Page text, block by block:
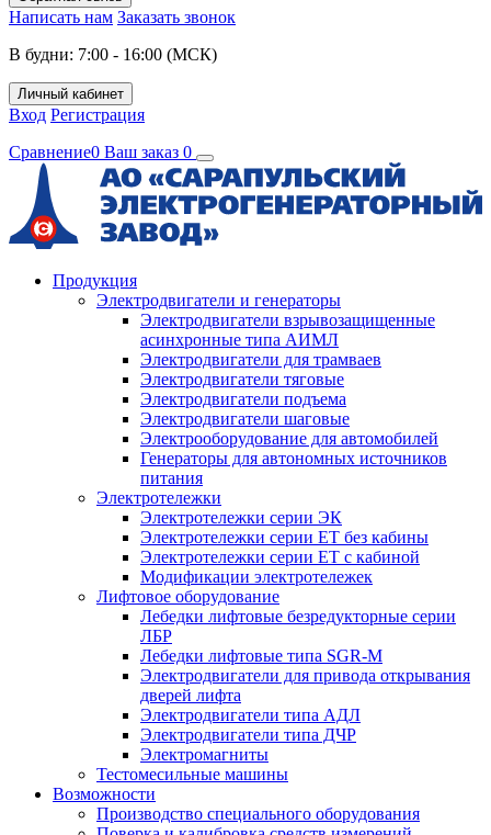
Написать нам Заказать звонок
В будни: 7:00 - 16:00 (МСК)
Личный кабинет
Вход Регистрация
Сравнение0 Ваш заказ 0
Продукция
Электродвигатели и генераторы
Электродвигатели взрывозащищенные
асинхронные типа АИМЛ
Электродвигатели для трамваев
Электродвигатели тяговые
Электродвигатели подъема
Электродвигатели шаговые
Электрооборудование для автомобилей
Генераторы для автономных источников
питания
Электротележки
Электротележки серии ЭК
Электротележки серии ЕТ без кабины
Электротележки серии ЕТ с кабиной
Модификации электротележек
Лифтовое оборудование
Лебедки лифтовые безредукторные серии
ЛБР
Лебедки лифтовые типа SGR-M
Электродвигатели для привода открывания
дверей лифта
Электродвигатели типа АДЛ
Электродвигатели типа ДЧР
Электромагниты
Тестомесильные машины
Возможности
Производство специального оборудования